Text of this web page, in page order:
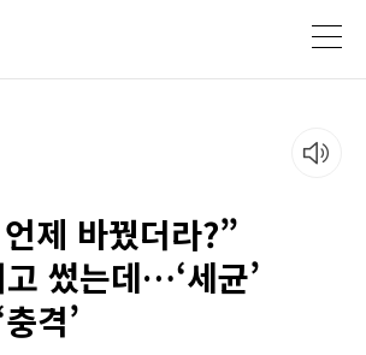
제 바꿨더라?”
썼는데…‘세균’
격’